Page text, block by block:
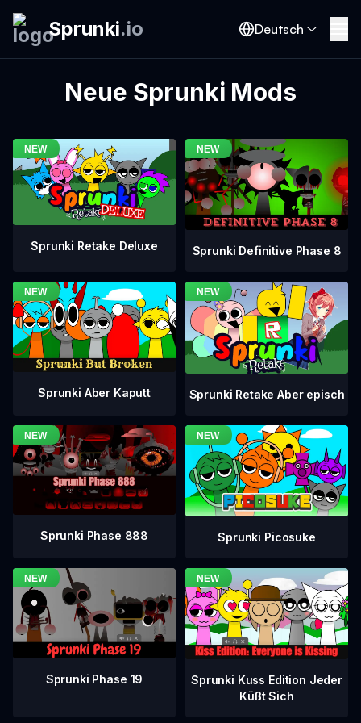
Sprunki.io Deutsch
Neue Sprunki Mods
Sprunki Retake Deluxe Sprunki Definitive Phase 8
Sprunki Aber Kaputt Sprunki Retake Aber episch
Sprunki Phase 888 Sprunki Picosuke
Sprunki Phase 19
Sprunki Kuss Edition Jeder
Küßt Sich